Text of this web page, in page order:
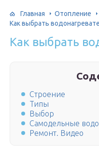
Главная Отопление
Как выбрать
Как выбрать
Строение
Типы
Выбор
Самодельные
Ремонт. Видео